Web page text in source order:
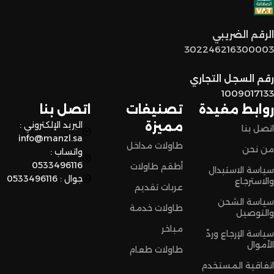
توصيل سريع وآمن
نضمن وصول منتجاتكم بأفضل حالة وفي أقصر وقت ممكن.
اختاروا الراحة والأناقة من المنزل النادر للاثاث الآن وعيشوا تجربة
تسوق مميزة.
روابط مفيدة
اتصل بنا
من نحن
سياسة الاستبدال
والاسترجاع
سياسة الشحن
والتوصيل
سياسة الإرجاع وردّ
الأموال
اتفاقية المستخدم
تصنيفات
مميزة
طاولات مداخل
أطقم طاولات
عربات تقديم
طاولات خدمة
مباخر
طاولات طعام
اتصل بنا
البريد الإلكتروني :
info@manzl.sa
واتساب :
0533496116
جوال : 0533496116
الرقم الضريبي
302246216300003
رقم السجل التجاري
1009017133